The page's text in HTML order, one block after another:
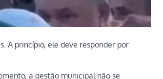
A princípio, ele deve responder por
a gestão municipal não se